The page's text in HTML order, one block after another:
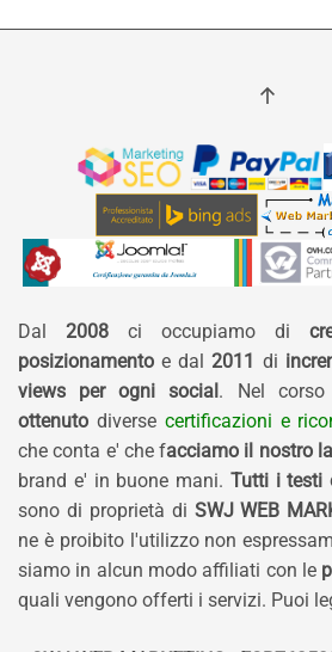
Dal 2008 ci occupiamo di
posizionamento e dal 2011 di
views per ogni social. Nel
ottenuto diverse certificazioni e
che conta e' che facciamo il nostro
brand e' in buone mani. Tutti i testi
sono di proprietà di SWJ WEB
ne è proibito l'utilizzo non
siamo in alcun modo affiliati con le
quali vengono offerti i servizi. Puoi